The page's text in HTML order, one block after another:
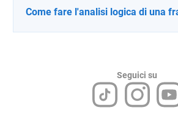
Come fare l'analisi logica di una
Seguici su